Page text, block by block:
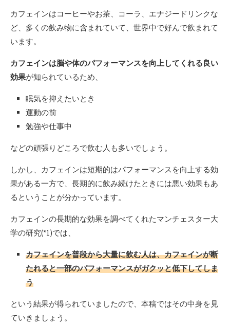
カフェインはコーヒーやお茶、コーラ、エナジードリンクな
ど、多くの飲み物に含まれていて、世界中で好んで飲まれて
います。
カフェインは脳や体のパフォーマンスを向上してくれる良い
効果が知られているため、
眠気を抑えたいとき
運動の前
勉強や仕事中
などの頑張りどころで飲む人も多いでしょう。
しかし、カフェインは短期的はパフォーマンスを向上する効
果がある一方で、長期的に飲み続けたときには悪い効果もあ
るということが分かっています。
カフェインの長期的な効果を調べてくれたマンチェスター大
学の研究(*1)では、
カフェインを普段から大量に飲む人は、カフェインが断
たれると一部のパフォーマンスがガクッと低下してしま
う
という結果が得られていましたので、本稿ではその中身を見
ていきましょう。